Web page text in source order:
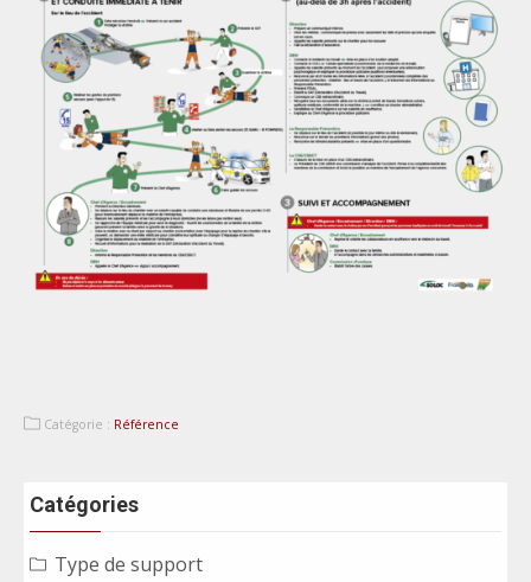
Catégorie : Référence
Catégories
Type de support